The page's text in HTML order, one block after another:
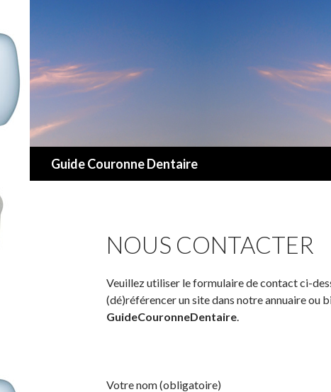
Guide Couronne Dentaire
NOUS CONTACTER
Veuillez utiliser le formulaire de contact ci-
(dé)référencer un site dans notre annuaire ou
GuideCouronneDentaire.
Votre nom (obligatoire)